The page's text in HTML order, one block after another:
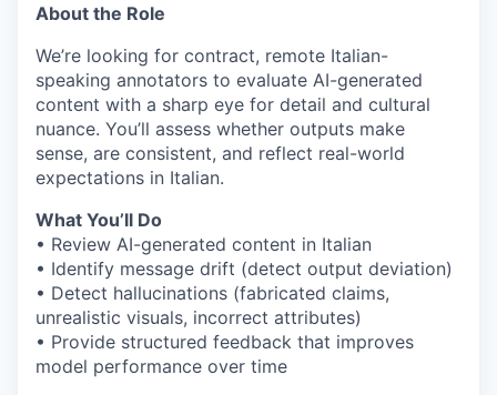
About the Role
We’re looking for contract, remote Italian-
speaking annotators to evaluate AI-generated
content with a sharp eye for detail and cultural
nuance. You’ll assess whether outputs make
sense, are consistent, and reflect real-world
expectations in Italian.
What You’ll Do
• Review AI-generated content in Italian
• Identify message drift (detect output deviation)
• Detect hallucinations (fabricated claims,
unrealistic visuals, incorrect attributes)
• Provide structured feedback that improves
model performance over time